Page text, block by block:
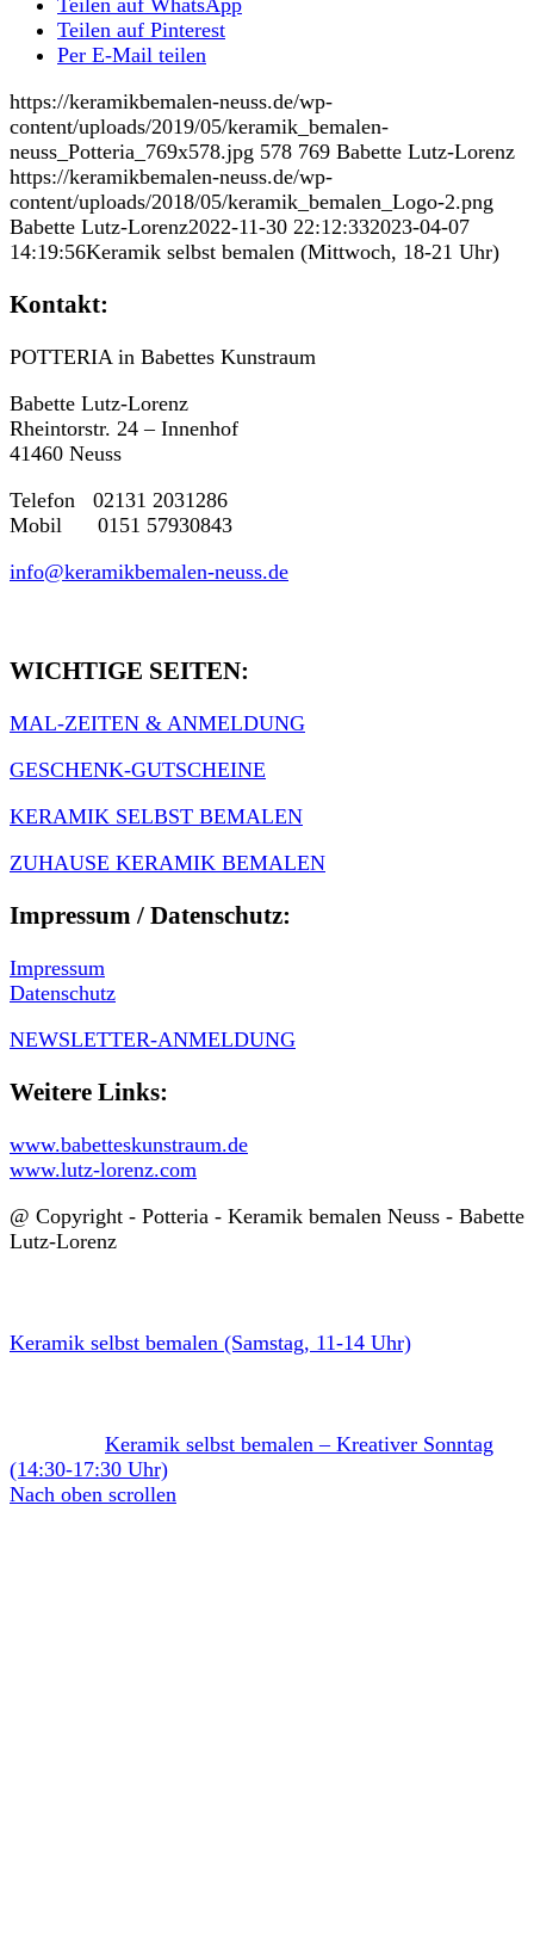
Teilen auf Pinterest
Per E-Mail teilen
https://keramikbemalen-neuss.de/wp-
content/uploads/2019/05/keramik_bemalen-
neuss_Potteria_769x578.jpg 578 769 Babette Lutz-Lorenz
https://keramikbemalen-neuss.de/wp-
content/uploads/2018/05/keramik_bemalen_Logo-2.png
Babette Lutz-Lorenz2022-11-30 22:12:332023-04-07
14:19:56Keramik selbst bemalen (Mittwoch, 18-21 Uhr)
Kontakt:
POTTERIA in Babettes Kunstraum
Babette Lutz-Lorenz
Rheintorstr. 24 – Innenhof
41460 Neuss
Telefon 02131 2031286
Mobil 0151 57930843
info@keramikbemalen-neuss.de
WICHTIGE SEITEN:
MAL-ZEITEN & ANMELDUNG
GESCHENK-GUTSCHEINE
KERAMIK SELBST BEMALEN
ZUHAUSE KERAMIK BEMALEN
Impressum / Datenschutz:
Impressum
Datenschutz
NEWSLETTER-ANMELDUNG
Weitere Links:
www.babetteskunstraum.de
www.lutz-lorenz.com
@ Copyright - Potteria - Keramik bemalen Neuss - Babette
Lutz-Lorenz
Keramik selbst bemalen (Samstag, 11-14 Uhr)
Keramik selbst bemalen – Kreativer Sonntag
(14:30-17:30 Uhr)
Nach oben scrollen